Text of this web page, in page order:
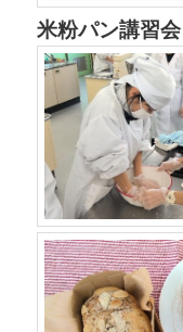
米粉パン講習会